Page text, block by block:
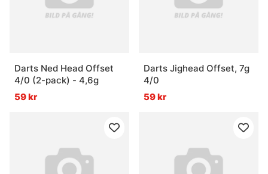
Darts Ned Head Offset
4/0 (2-pack) - 4,6g
59 kr
Darts Jighead Offset, 7g
4/0
59 kr